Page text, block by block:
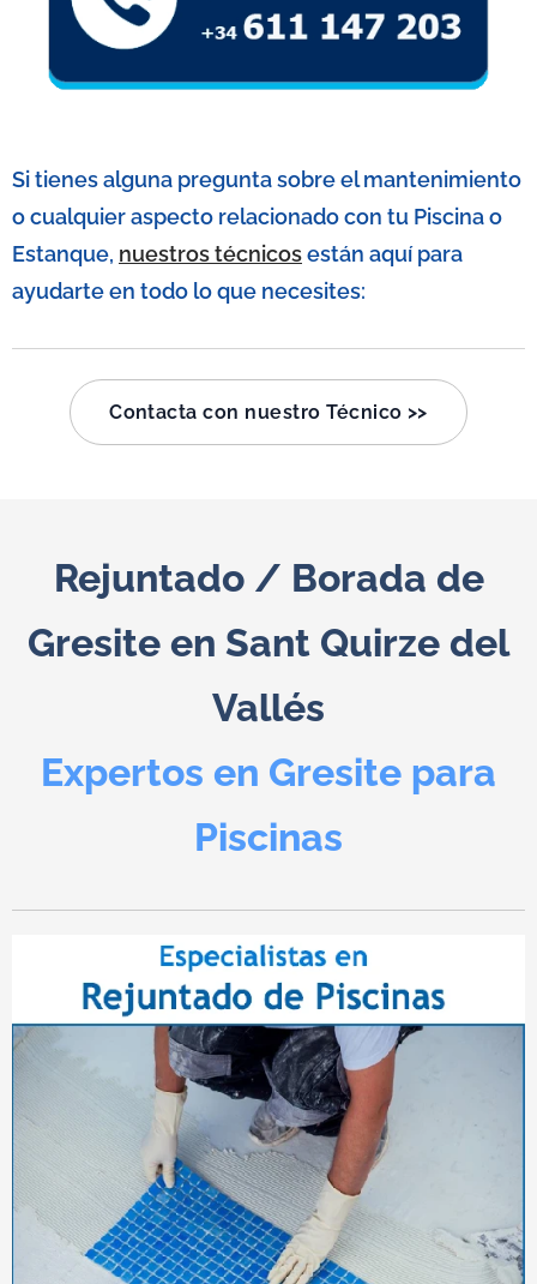
Si tienes alguna pregunta sobre el mantenimiento
o cualquier aspecto relacionado con tu Piscina o
Estanque, nuestros técnicosestán aquí para
ayudarte en todo lo que necesites:
Contacta con nuestro Técnico >>
Rejuntado / Borada de
Gresite en Sant Quirze del
Vallés
Expertos en Gresite para
Piscinas